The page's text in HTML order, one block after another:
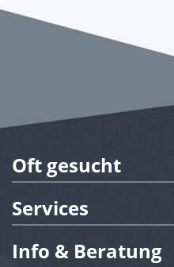
Oft gesucht
Services
Info & Beratung